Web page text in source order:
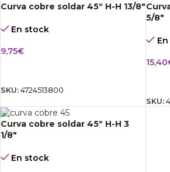
Curva cobre soldar 45º H-H 13/8″
En stock
9,75€
SKU: 4724513800
5/8″
15,40
SKU:
Curva cobre soldar 45º H-H 3
1/8″
En stock